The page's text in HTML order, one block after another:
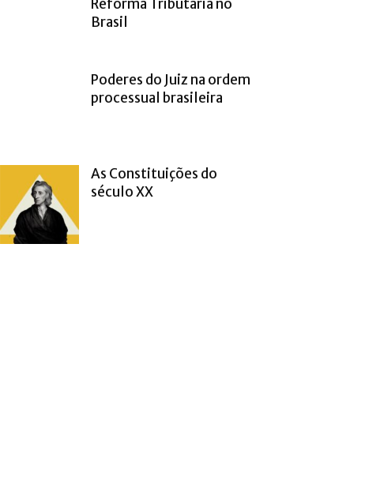
Reforma Tributária no
Brasil
Poderes do Juiz na ordem
processual brasileira
As Constituições do
século XX